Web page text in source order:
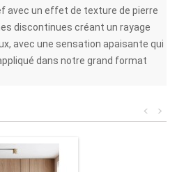
avec un effet de texture de pierre
discontinues créant un rayage
avec une sensation apaisante qui
dans notre grand format
>
<